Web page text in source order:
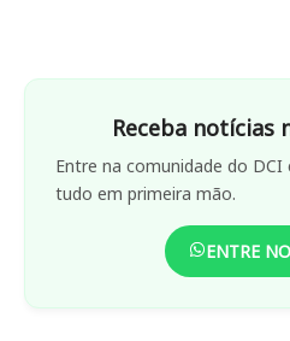
Receba notícias
Entre na comunidade do
tudo em primeira mão.
ENTRE